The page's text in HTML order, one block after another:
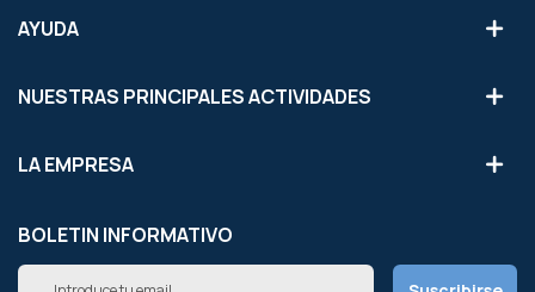
AYUDA
NUESTRAS PRINCIPALES ACTIVIDADES
LA EMPRESA
BOLETIN INFORMATIVO
Inscríbete